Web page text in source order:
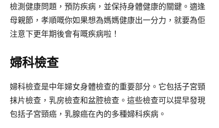
檢測健康問題，預防疾病，並保持身體健康的關鍵。適逢
母親節，孝順嘅你如果想為媽媽健康出一分力，就要為佢
注意下更年期後會有嘅疾病啦！
婦科檢查
婦科檢查是中年婦女身體檢查的重要部分。它包括子宮頸
抹片檢查，乳房檢查和盆腔檢查。這些檢查可以提早發現
包括子宮頸癌，乳腺癌在內的多種婦科疾病。